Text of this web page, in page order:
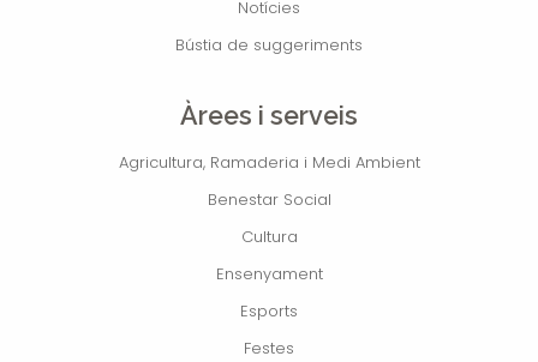
Notícies
Bústia de suggeriments
Àrees i serveis
Agricultura, Ramaderia i Medi Ambient
Benestar Social
Cultura
Ensenyament
Esports
Festes